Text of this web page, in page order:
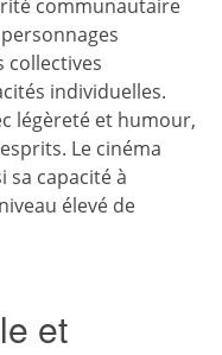
communautaire
collectives
individuelles.
légèreté et humour,
Le cinéma
sa capacité à
élevé de
et